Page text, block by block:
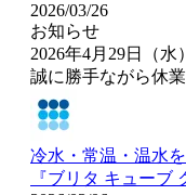
2026/03/26
お知らせ
2026年4月29日（水
誠に勝手ながら休
冷水・常温・温水を
『ブリタ キューブ